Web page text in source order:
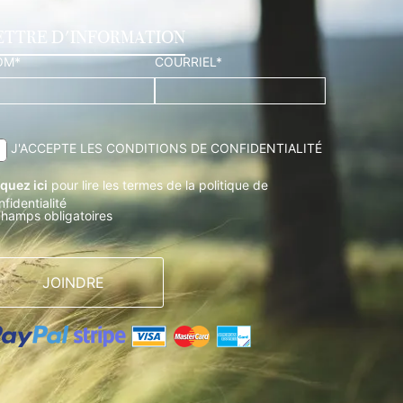
D'INFORMATION
COURRIEL*
J'ACCEPTE LES CONDITIONS DE CONFIDENTIALITÉ
ici pour lire les termes de la politique de
obligatoires